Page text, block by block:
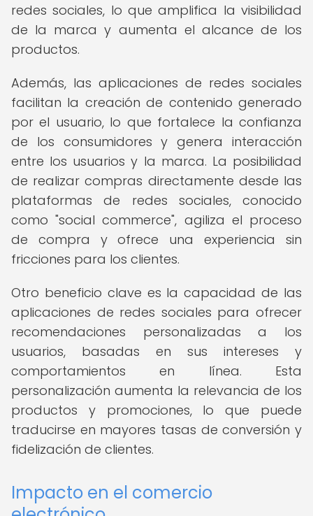
redes sociales, lo que amplifica la visibilidad
de la marca y aumenta el alcance de los
productos.
Además, las aplicaciones de redes sociales
facilitan la creación de contenido generado
por el usuario, lo que fortalece la confianza
de los consumidores y genera interacción
entre los usuarios y la marca. La posibilidad
de realizar compras directamente desde las
plataformas de redes sociales, conocido
como "social commerce", agiliza el proceso
de compra y ofrece una experiencia sin
fricciones para los clientes.
Otro beneficio clave es la capacidad de las
aplicaciones de redes sociales para ofrecer
recomendaciones personalizadas a los
usuarios, basadas en sus intereses y
comportamientos en línea. Esta
personalización aumenta la relevancia de los
productos y promociones, lo que puede
traducirse en mayores tasas de conversión y
fidelización de clientes.
Impacto en el comercio